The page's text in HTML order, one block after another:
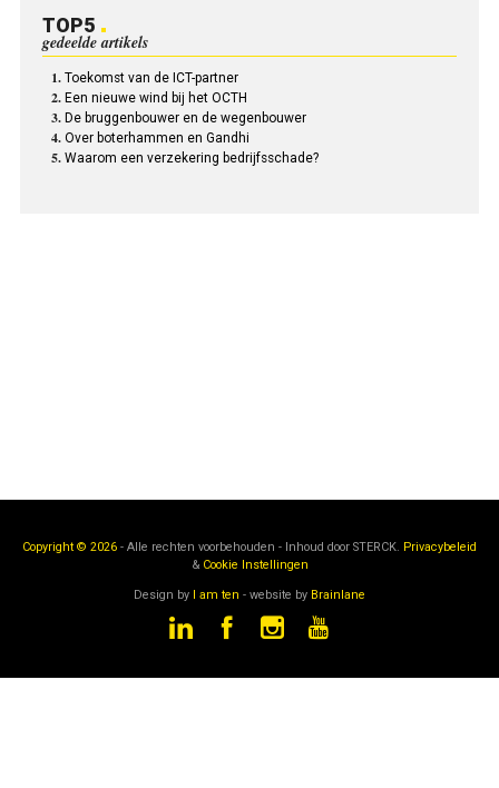
TOP5
gedeelde artikels
Toekomst van de ICT-partner
Een nieuwe wind bij het OCTH
De bruggenbouwer en de wegenbouwer
Over boterhammen en Gandhi
Waarom een verzekering bedrijfsschade?
Copyright © 2026 - Alle rechten voorbehouden - Inhoud door STERCK. Privacybeleid
& Cookie Instellingen
Design by I am ten - website by Brainlane